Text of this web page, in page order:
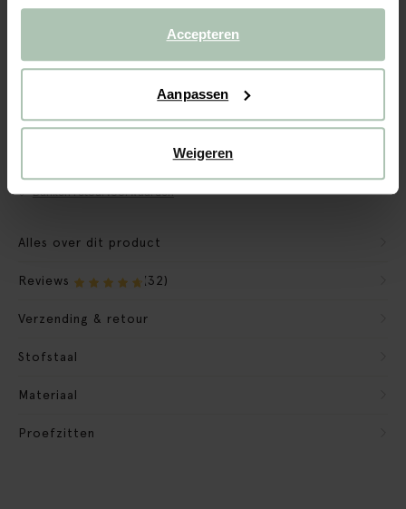
Accepteren
Aanpassen
Weigeren
VOEG TOE AAN WINKELMAND1849.00€
Verpakkingsmateriaal nemen we mee
Banken retourvoorwaarden
Alles over dit product
Reviews (32)
Verzending & retour
Stofstaal
Materiaal
Proefzitten